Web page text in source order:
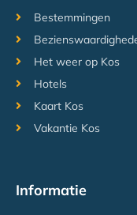
Bestemmingen
Het weer op Kos
Hotels
Kaart Kos
Vakantie Kos
Informatie